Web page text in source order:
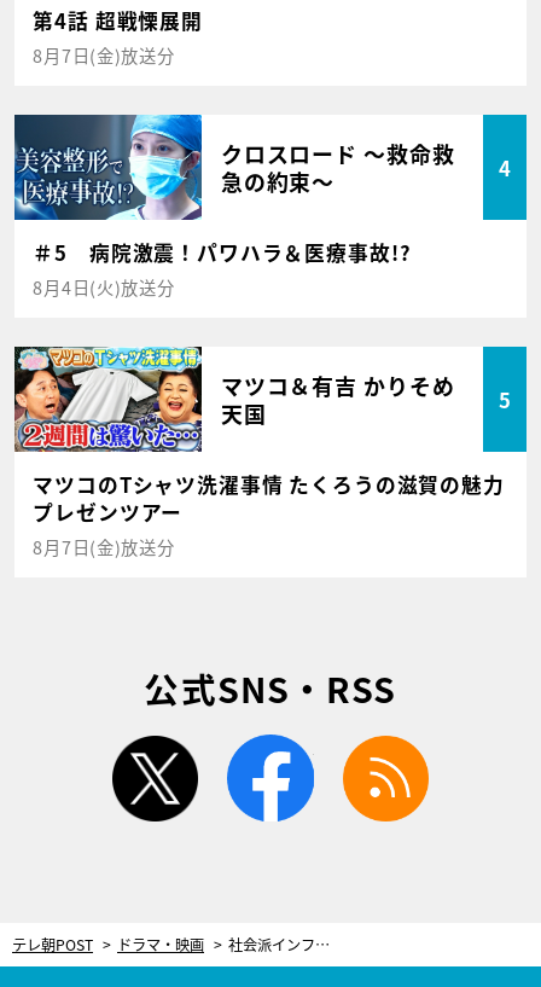
第4話 超戦慄展開
8月7日(金)放送分
クロスロード ～救命救
急の約束～
4
＃5 病院激震！パワハラ＆医療事故!?
8月4日(火)放送分
マツコ＆有吉 かりそめ
天国
5
マツコのTシャツ洗濯事情 たくろうの滋賀の魅力
プレゼンツアー
8月7日(金)放送分
公式SNS・RSS
twitter facebook
テレ朝POST ドラマ・映画 社会派インフルエンサーに痴漢疑惑!? 99.9％有罪の事件に女子高生弁護士が異議＜JKと六法全書＞